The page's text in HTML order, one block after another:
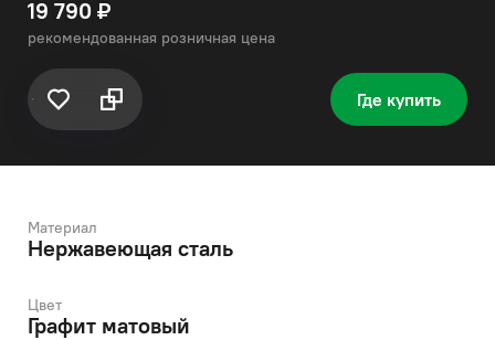
19 790 ₽
рекомендованная розничная цена
Где купить
Материал
Нержавеющая сталь
Цвет
Графит матовый